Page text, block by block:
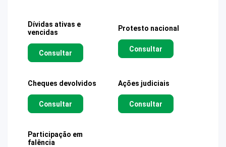
Dívidas ativas e
vencidas
Consultar
Protesto nacional
Consultar
Cheques devolvidos
Consultar
Ações judiciais
Consultar
Participação em
falência